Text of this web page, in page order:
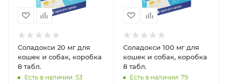
Соладокси 20 мг для
кошек и собак, коробка
8 табл.
Есть в наличии: 53
Соладокси 100 мг для
кошек и собак, коробка
8 табл.
Есть в наличии: 79